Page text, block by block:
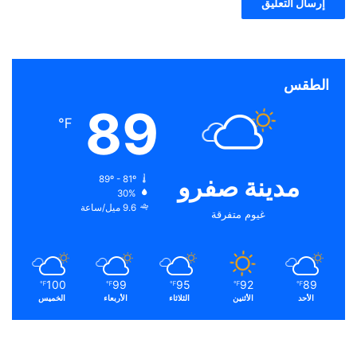
الطقس
مدينة صفرو
غيوم متفرقة
89
℉
89º - 81º
30%
9.6 ميل/ساعة
89
℉
الأحد
92
℉
الأثنين
95
℉
الثلاثاء
99
℉
الأربعاء
100
℉
الخميس